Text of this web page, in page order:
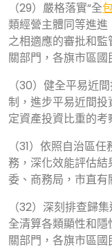
（29）嚴格落實“全
類經營主體同等進進
之相適應的審批和
關部門，各旗市區國
（30）健全平易近
制，進步平易近間
定資產投資比重的考
（31）依照自治區
務，深化效能評估
委、商務局，市直有
（32）深刻排查歸
全清算各類顯性和
關部門，各旗市區國